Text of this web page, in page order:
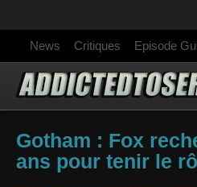
News Critiques Episode
Gotham : Fox
ans pour tenir le